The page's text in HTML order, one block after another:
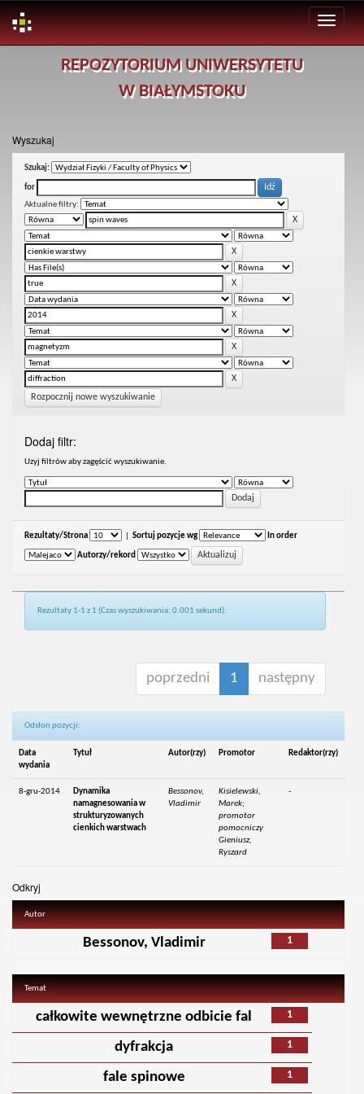
REPOZYTORIUM UNIWERSYTETU
W BIAŁYMSTOKU
Wyszukaj
Szukaj:
for
Aktualne filtry:
Rozpocznij nowe wyszukiwanie
Dodaj filtr:
Uzyj filtrów aby zagęścić wyszukiwanie.
Rezultaty/Strona Sortuj pozycje wg In order
Autorzy/rekord
Rezultaty 1-1 z 1 (Czas wyszukiwania: 0.001 sekund).
poprzedni 1 następny
Odsłon pozycji:
Data
wydania
Tytuł Autor(rzy) Promotor Redaktor(rzy)
8-gru-2014
Dynamika
namagnesowania w
strukturyzowanych
cienkich warstwach
Bessonov,
Vladimir
Kisielewski,
Marek;
promotor
pomocniczy
Gieniusz,
Ryszard
-
Odkryj
Autor
1
Bessonov, Vladimir
Temat
1
całkowite wewnętrzne odbicie fal
1
dyfrakcja
1
fale spinowe